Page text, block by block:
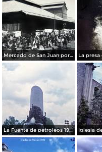
Mercado de San Juan por el fotografo Felix Miret
La Fuente de petroleos 1950.